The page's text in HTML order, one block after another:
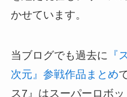
かせています。
当ブログでも過去に 『
次元』参戦作品まとめ
ス7』はスーパーロボ